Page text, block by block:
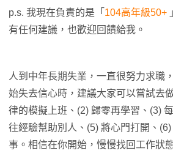
p.s. 我現在負責的是「 104高年級50+
有任何建議，也歡迎回饋給我。
人到中年長期失業，一直很努力求職
始失去信心時，建議大家可以嘗試去
律的模擬上班、(2) 歸零再學習、(3)
往經驗幫助別人、(5) 將心門打開、
事。相信在你開始，慢慢找回工作狀